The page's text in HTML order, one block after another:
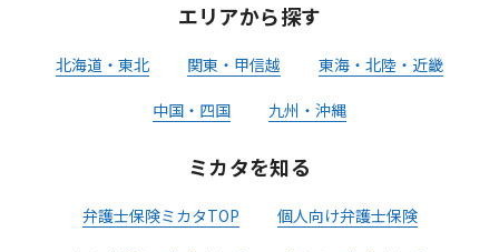
エリアから探す
北海道・東北 関東・甲信越 東海・北陸・近畿
中国・四国 九州・沖縄
ミカタを知る
弁護士保険ミカタTOP 個人向け弁護士保険